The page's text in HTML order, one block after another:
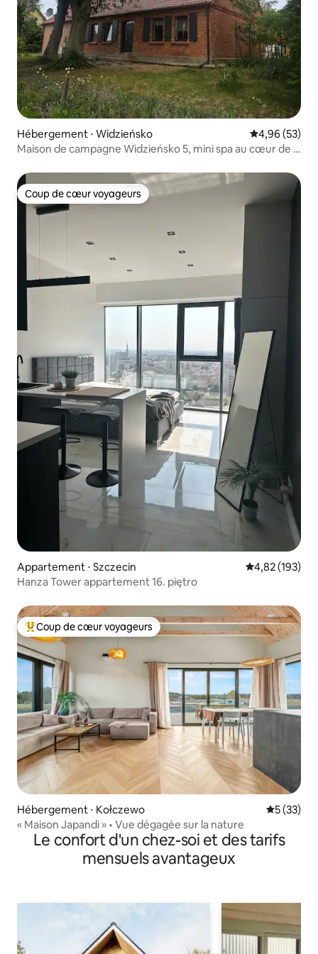
Hébergement ⋅ Widzieńsko Évaluation
4,96 (53)
Maison de campagne Widzieńsko 5, mini spa au cœur de la
Coup de cœur voyageurs
Coup de cœur voyageurs
Appartement ⋅ Szczecin Évaluation
4,82 (193)
Hanza Tower appartement 16. piętro
Coups de cœur voyageurs les plus appréciés
Coup de cœur voyageurs
Hébergement ⋅ Kołczewo
5 (33)
« Maison Japandi » • Vue dégagée sur la nature
Le confort d'un chez-soi et des tarifs
mensuels avantageux